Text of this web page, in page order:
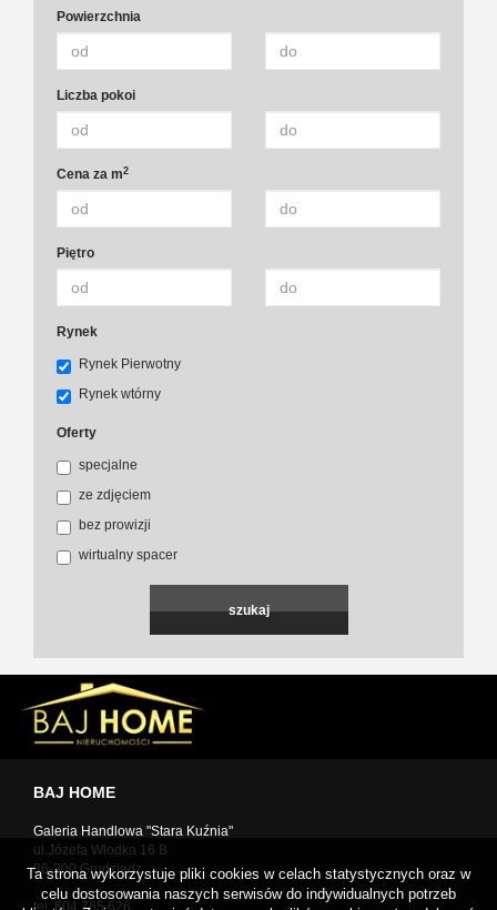
Powierzchnia
Liczba pokoi
Cena za m2
Piętro
Rynek
Rynek Pierwotny
Rynek wtórny
Oferty
specjalne
ze zdjęciem
bez prowizji
wirtualny spacer
BAJ HOME
Galeria Handlowa "Stara Kuźnia"
ul.Józefa Włodka 16 B
86-300 Grudziądz
tel: 604 765 626
Ta strona wykorzystuje pliki cookies w celach statystycznych oraz w
celu dostosowania naszych serwisów do indywidualnych potrzeb